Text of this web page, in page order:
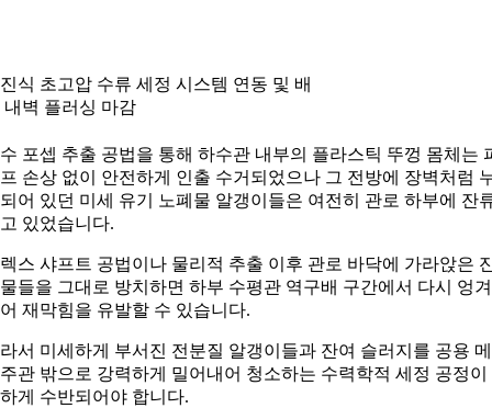
식 초고압 수류 세정 시스템 연동 및 배
내벽 플러싱 마감
포셉 추출 공법을 통해 하수관 내부의 플라스틱 뚜껑 몸체는
손상 없이 안전하게 인출 수거되었으나 그 전방에 장벽처럼
어 있던 미세 유기 노폐물 알갱이들은 여전히 관로 하부에 잔
있었습니다.
스 샤프트 공법이나 물리적 추출 이후 관로 바닥에 가라앉은
들을 그대로 방치하면 하부 수평관 역구배 구간에서 다시 엉겨
재막힘을 유발할 수 있습니다.
서 미세하게 부서진 전분질 알갱이들과 잔여 슬러지를 공용
관 밖으로 강력하게 밀어내어 청소하는 수력학적 세정 공정이
게 수반되어야 합니다.